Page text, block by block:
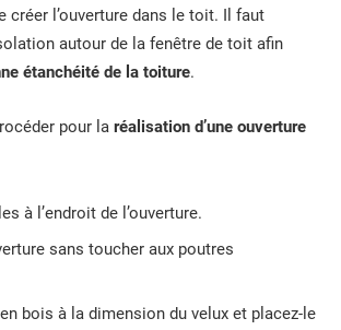
créer l’ouverture dans le toit. Il faut
autour de la fenêtre de toit afin
étanchéité de la toiture.
pour la réalisation d’une ouverture
à l’endroit de l’ouverture.
sans toucher aux poutres
bois à la dimension du velux et placez-le